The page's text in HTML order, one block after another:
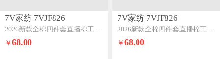
7V家纺 7VJF826
2026新款全棉四件套直播棉工艺款印花纯棉套件秘境熊宝
￥68.00
7V家纺 7VJF826
2026新款全棉四件套直播棉工艺款印花纯棉套件秘境初见
￥ 68.00